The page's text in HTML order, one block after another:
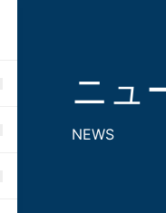
ニュ
NEWS